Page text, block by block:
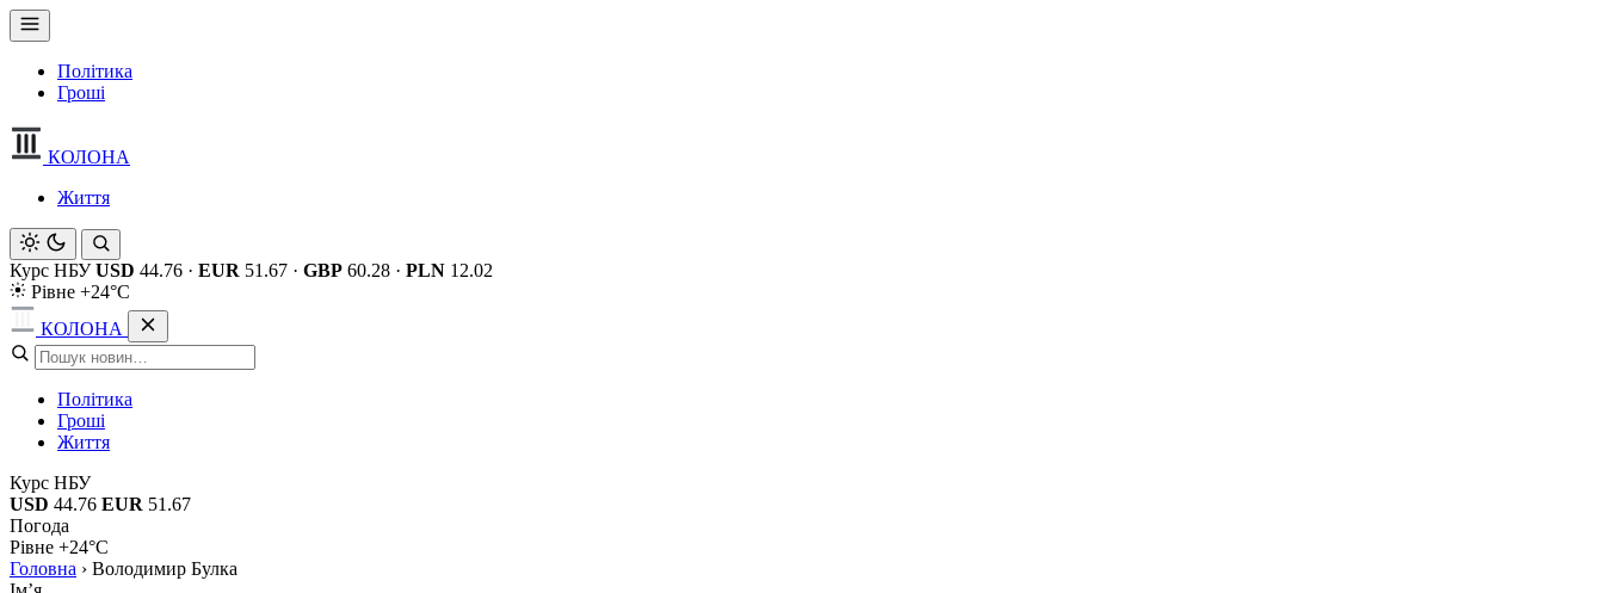
Політика
Гроші
КОЛОНА
Життя
Курс НБУ USD 44.76 · EUR 51.67 · GBP 60.28 · PLN 12.02
Рівне +24°C
КОЛОНА
Політика
Гроші
Життя
Курс НБУ
USD 44.76 EUR 51.67
Погода
Рівне +24°C
Головна › Володимир Булка